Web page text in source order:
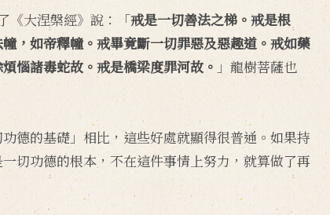
《大涅槃經》說：「戒是一切善法之梯。戒是根
，如帝釋幢。戒畢竟斷一切罪惡及惡趣道。戒如藥
惱諸毒蛇故。戒是橋梁度罪河故。 」龍樹菩薩也
德的基礎」相比，這些好處就顯得很普通。如果持
切功德的根本，不在這件事情上努力，就算做了再